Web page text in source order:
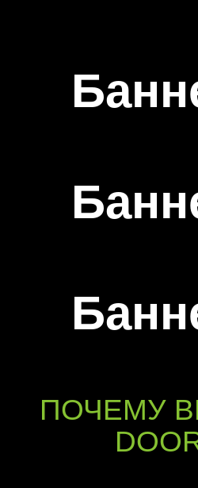
ПОЧЕМУ